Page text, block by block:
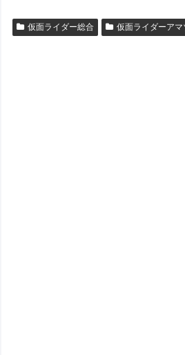
仮面ライダー総合 仮面ライダーアマ